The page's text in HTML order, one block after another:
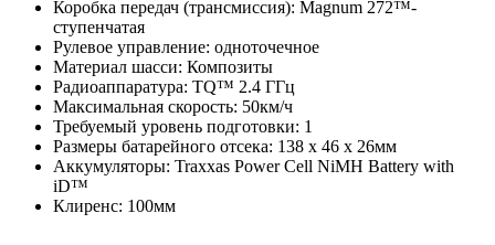
Коробка передач (трансмиссия): Magnum 272™-
ступенчатая
Рулевое управление: одноточечное
Материал шасси: Композиты
Радиоаппаратура: TQ™ 2.4 ГГц
Максимальная скорость: 50км/ч
Требуемый уровень подготовки: 1
Размеры батарейного отсека: 138 x 46 x 26мм
Аккумуляторы: Traxxas Power Cell NiMH Battery with
iD™
Клиренс: 100мм